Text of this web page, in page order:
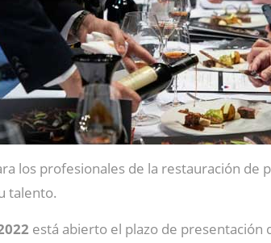
los profesionales de la restauración
talento.
está abierto el plazo de presentación